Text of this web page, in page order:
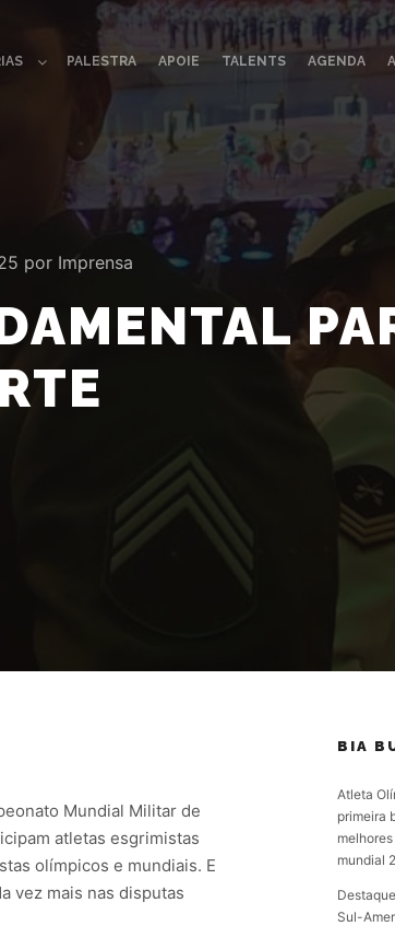
PALESTRA APOIE TALENTS AGENDA
por Imprensa
Mundial Militar de
atletas esgrimistas
olímpicos e mundiais. E
vez mais nas disputas
BIA
Atleta
primeira
mundial
Sul-